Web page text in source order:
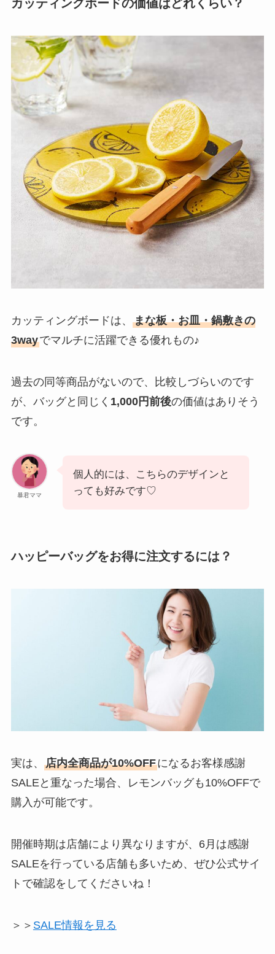
カッティングボードの価値はどれくらい？
カッティングボードは、 まな板・お皿・鍋敷きの
3wayでマルチに活躍できる優れもの♪
過去の同等商品がないので、比較しづらいのです
が、バッグと同じく 1,000円前後の価値はありそう
です。
暴君ママ
個人的には、こちらのデザインと
っても好みです♡
ハッピーバッグをお得に注文するには？
実は、 店内全商品が10%OFFになるお客様感謝
SALEと重なった場合、レモンバッグも10%OFFで
購入が可能です。
開催時期は店舗により異なりますが、6月は感謝
SALEを行っている店舗も多いため、ぜひ公式サイ
トで確認をしてくださいね！
＞＞ SALE情報を見る